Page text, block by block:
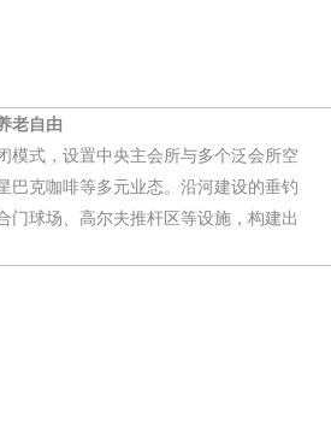
老自由
模式，设置中央主会所与多个泛会所空
巴克咖啡等多元业态。沿河建设的垂钓
门球场、高尔夫推杆区等设施，构建出